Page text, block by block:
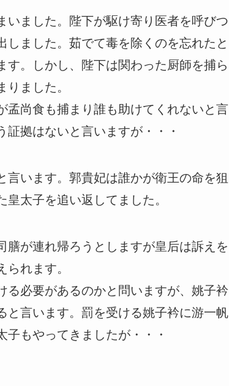
いました。陛下が駆け寄り医者を呼びつ
ました。茹でて毒を除くのを忘れたと
。しかし、陛下は関わった厨師を捕ら
ました。
孟尚食も捕まり誰も助けてくれないと言
拠はないと言いますが・・・
います。郭貴妃は誰かが衛王の命を狙
太子を追い返してました。
が連れ帰ろうとしますが皇后は訴えを
れます。
る必要があるのかと問いますが、姚子衿
と言います。罰を受ける姚子衿に游一帆
もやってきましたが・・・